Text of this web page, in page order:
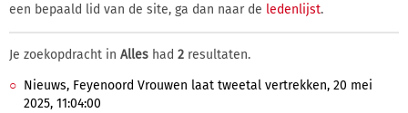
een bepaald lid van de site, ga dan naar de ledenlijst.
Je zoekopdracht in Alles had 2 resultaten.
Nieuws, Feyenoord Vrouwen laat tweetal vertrekken, 20 mei
2025, 11:04:00